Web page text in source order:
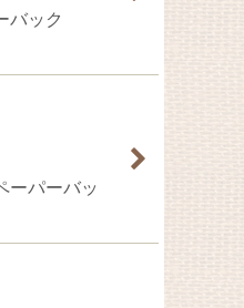
バック
パーバッ